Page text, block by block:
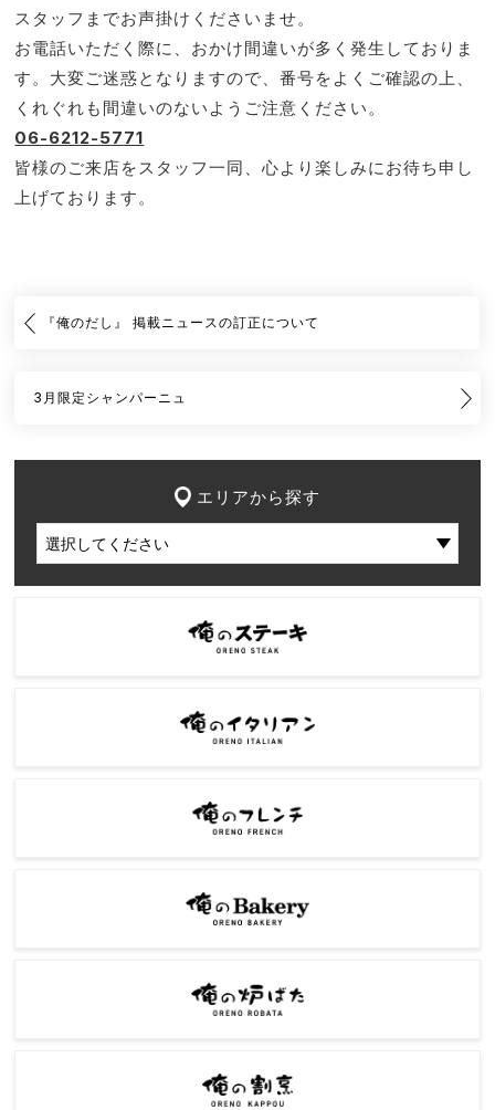
スタッフまでお声掛けくださいませ。
お電話いただく際に、おかけ間違いが多く発生しておりま
す。大変ご迷惑となりますので、番号をよくご確認の上、
くれぐれも間違いのないようご注意ください。
06-6212-5771
皆様のご来店をスタッフ一同、心より楽しみにお待ち申し
上げております。
『俺のだし』 掲載ニュースの訂正について
3月限定シャンパーニュ
エリアから探す